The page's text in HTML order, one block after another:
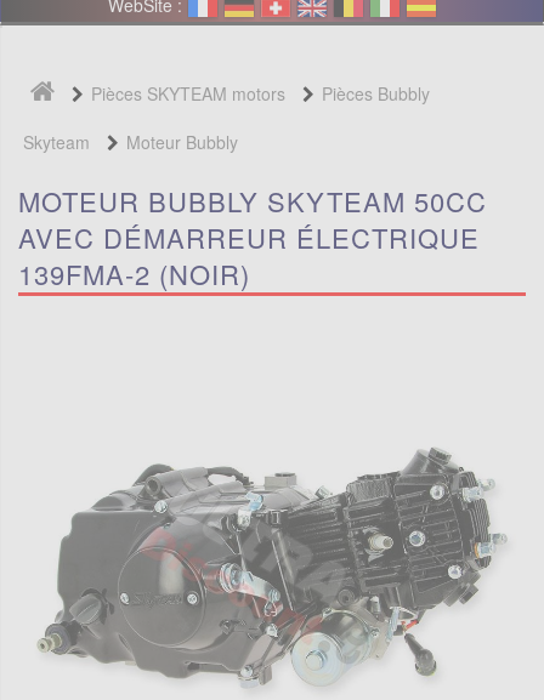
WebSite :
Pièces SKYTEAM motors
Pièces Bubbly
Skyteam
Moteur Bubbly
MOTEUR BUBBLY SKYTEAM 50CC
AVEC DÉMARREUR ÉLECTRIQUE
139FMA-2 (NOIR)